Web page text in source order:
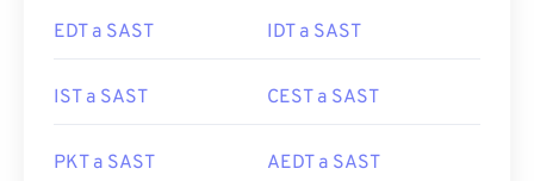
EDT a SAST IDT a SAST
IST a SAST CEST a SAST
PKT a SAST AEDT a SAST